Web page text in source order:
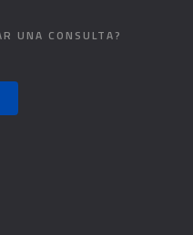
UNA CONSULTA?